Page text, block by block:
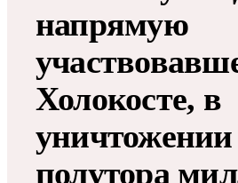
напрямую
Холокосте, в
уничтожении
полутора